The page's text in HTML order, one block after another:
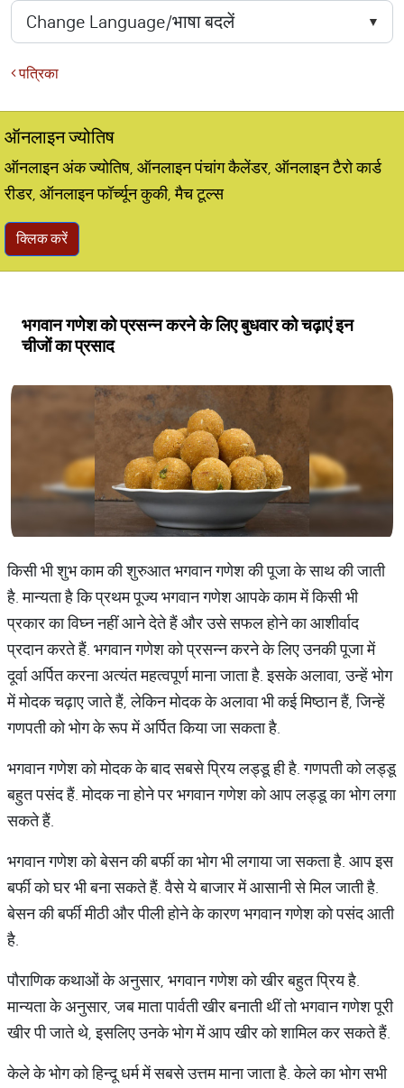
पत्रिका
ऑनलाइन ज्योतिष
ऑनलाइन अंक ज्योतिष, ऑनलाइन पंचांग कैलेंडर, ऑनलाइन टैरो कार्ड
रीडर, ऑनलाइन फॉर्च्यून कुकी, मैच टूल्स
क्लिक करें
भगवान गणेश को प्रसन्न करने के लिए बुधवार को चढ़ाएं इन
चीजों का प्रसाद
किसी भी शुभ काम की शुरुआत भगवान गणेश की पूजा के साथ की जाती
है. मान्यता है कि प्रथम पूज्य भगवान गणेश आपके काम में किसी भी
प्रकार का विघ्न नहीं आने देते हैं और उसे सफल होने का आशीर्वाद
प्रदान करते हैं. भगवान गणेश को प्रसन्न करने के लिए उनकी पूजा में
दूर्वा अर्पित करना अत्यंत महत्वपूर्ण माना जाता है. इसके अलावा, उन्हें भोग
में मोदक चढ़ाए जाते हैं, लेकिन मोदक के अलावा भी कई मिष्ठान हैं, जिन्हें
गणपती को भोग के रूप में अर्पित किया जा सकता है.
भगवान गणेश को मोदक के बाद सबसे प्रिय लड्डू ही है. गणपती को लड्डू
बहुत पसंद हैं. मोदक ना होने पर भगवान गणेश को आप लड्डू का भोग लगा
सकते हैं.
भगवान गणेश को बेसन की बर्फी का भोग भी लगाया जा सकता है. आप इस
बर्फी को घर भी बना सकते हैं. वैसे ये बाजार में आसानी से मिल जाती है.
बेसन की बर्फी मीठी और पीली होने के कारण भगवान गणेश को पसंद आती
है.
पौराणिक कथाओं के अनुसार, भगवान गणेश को खीर बहुत प्रिय है.
मान्यता के अनुसार, जब माता पार्वती खीर बनाती थीं तो भगवान गणेश पूरी
खीर पी जाते थे, इसलिए उनके भोग में आप खीर को शामिल कर सकते हैं.
केले के भोग को हिन्दू धर्म में सबसे उत्तम माना जाता है. केले का भोग सभी